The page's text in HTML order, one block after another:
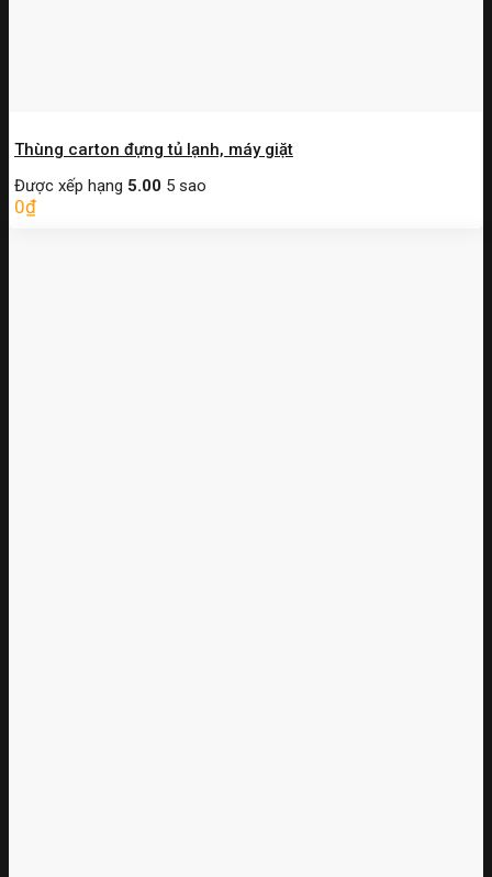
Thùng carton đựng tủ lạnh, máy giặt
Được xếp hạng 5.00 5 sao
0₫